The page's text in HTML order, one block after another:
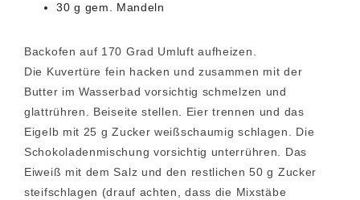
30 g gem. Mandeln
Backofen auf 170 Grad Umluft aufheizen.
Die Kuvertüre fein hacken und zusammen mit der
Butter im Wasserbad vorsichtig schmelzen und
glattrühren. Beiseite stellen. Eier trennen und das
Eigelb mit 25 g Zucker weißschaumig schlagen. Die
Schokoladenmischung vorsichtig unterrühren. Das
Eiweiß mit dem Salz und den restlichen 50 g Zucker
steifschlagen (drauf achten, dass die Mixstäbe